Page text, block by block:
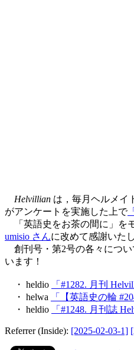
Helvillian は，毎月ヘルメイ
がアンケートを実施した上で
「英語史をお茶の間に」を
umisio さんに改めて感謝いた
創刊号・第2号の各々につい
います！
・ heldio 「#1282. 月刊
・ helwa
「【英語史の輪
・ heldio
「#1248. 月刊誌
Referrer (Inside): [2025-02-03-1]